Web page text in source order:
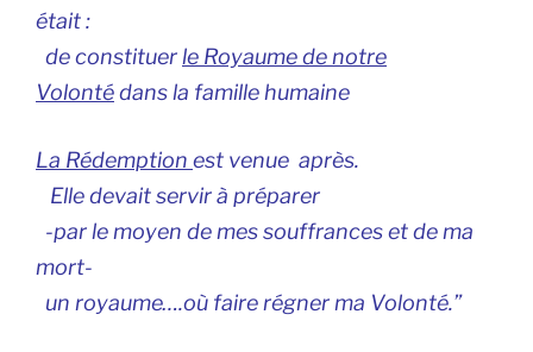
était :
deconstituerle Royaume de notre
Volontédans la famille humaine
La Rédemption est venue après.
Elle devait servir à préparer
-par le moyen de mes souffrances et de ma
mort-
un royaume….où faire régner ma Volonté.”